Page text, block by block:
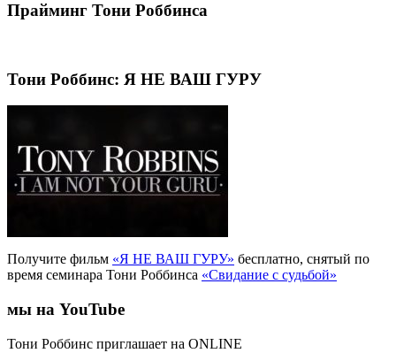
Прайминг Тони Роббинса
Тони Роббинс: Я НЕ ВАШ ГУРУ
Получите фильм «Я НЕ ВАШ ГУРУ» бесплатно, снятый по
время семинара Тони Роббинса «Свидание с судьбой»
мы на YouTube
Тони Роббинс приглашает на ONLINE